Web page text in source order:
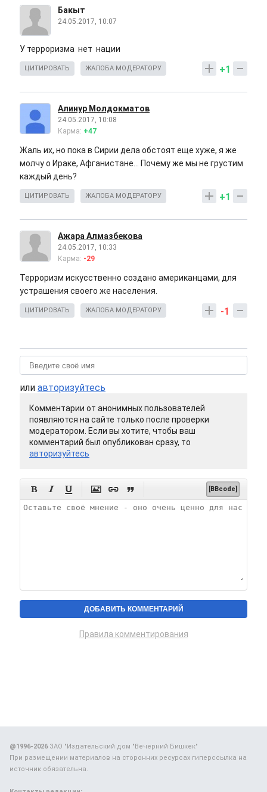
Бакыт
24.05.2017, 10:07
У терроризма нет нации
+1
ЦИТИРОВАТЬ ЖАЛОБА МОДЕРАТОРУ
Алинур Молдокматов
24.05.2017, 10:08
Карма: +47
Жаль их, но пока в Сирии дела обстоят еще хуже, я же
молчу о Ираке, Афганистане... Почему же мы не грустим
каждый день?
+1
ЦИТИРОВАТЬ ЖАЛОБА МОДЕРАТОРУ
Ажара Алмазбекова
24.05.2017, 10:33
Карма: -29
Терроризм искусственно создано американцами, для
устрашения своего же населения.
-1
ЦИТИРОВАТЬ ЖАЛОБА МОДЕРАТОРУ
или авторизуйтесь
Комментарии от анонимных пользователей
появляются на сайте только после проверки
модератором. Если вы хотите, чтобы ваш
комментарий был опубликован сразу, то
авторизуйтесь
      [BBcode]
Правила комментирования
@1996-2026ЗАО "Издательский дом "Вечерний Бишкек"
При размещении материалов на сторонних ресурсах гиперссылка на
источник обязательна.